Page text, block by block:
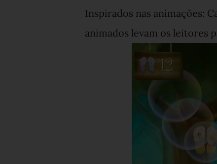
Inspirados nas animações:
animados levam os leitores